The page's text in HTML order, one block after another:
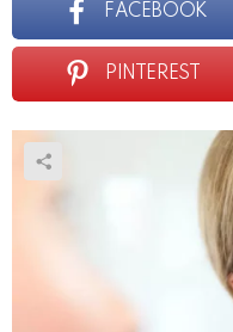
FACEBOOK
PINTEREST